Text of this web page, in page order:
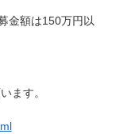
金額は150万円以
ます。